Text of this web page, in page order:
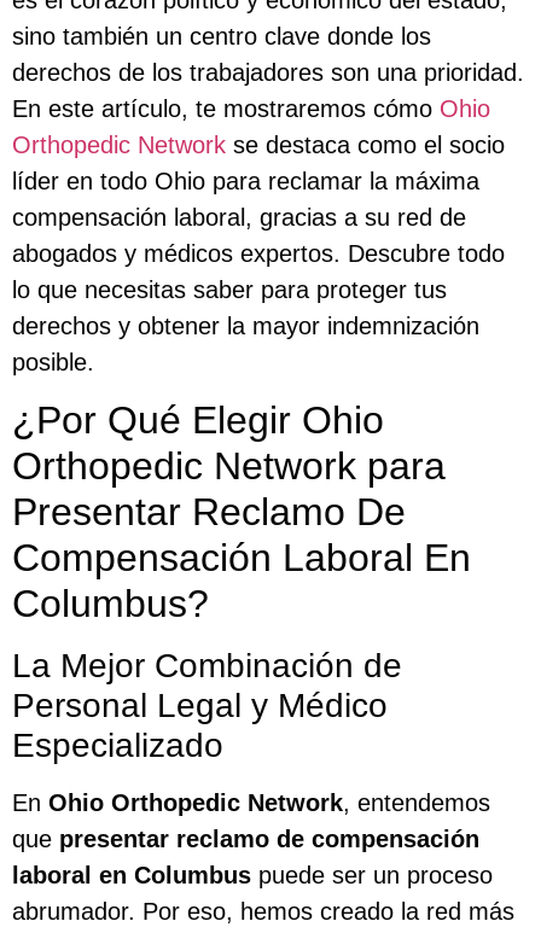
sino también un centro clave donde los
derechos de los trabajadores son una prioridad.
En este artículo, te mostraremos cómo Ohio
Orthopedic Network se destaca como el socio
líder en todo Ohio para reclamar la máxima
compensación laboral, gracias a su red de
abogados y médicos expertos. Descubre todo
lo que necesitas saber para proteger tus
derechos y obtener la mayor indemnización
posible.
¿Por Qué Elegir Ohio
Orthopedic Network para
Presentar Reclamo De
Compensación Laboral En
Columbus?
La Mejor Combinación de
Personal Legal y Médico
Especializado
En Ohio Orthopedic Network, entendemos
que presentar reclamo de compensación
laboral en Columbus puede ser un proceso
abrumador. Por eso, hemos creado la red más